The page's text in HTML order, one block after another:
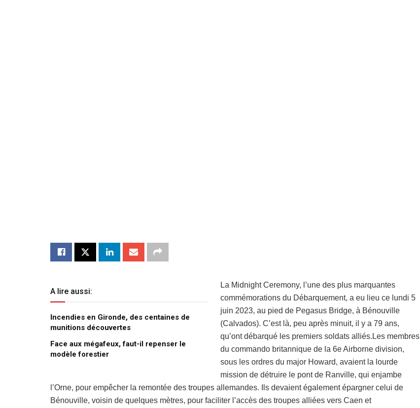
A lire aussi:
Incendies en Gironde, des centaines de
munitions découvertes
Face aux mégafeux, faut-il repenser le
modèle forestier
La Midnight Ceremony, l’une des plus marquantes
commémorations du Débarquement, a eu lieu ce lundi 5
juin 2023, au pied de Pegasus Bridge, à Bénouville
(Calvados). C’est là, peu après minuit, il y a 79 ans,
qu’ont débarqué les premiers soldats alliés.Les membres
du commando britannique de la 6e Airborne division,
sous les ordres du major Howard, avaient la lourde
mission de détruire le pont de Ranville, qui enjambe
l’Orne, pour empêcher la remontée des troupes allemandes. Ils devaient également épargner celui de
Bénouville, voisin de quelques mètres, pour faciliter l’accès des troupes alliées vers Caen et